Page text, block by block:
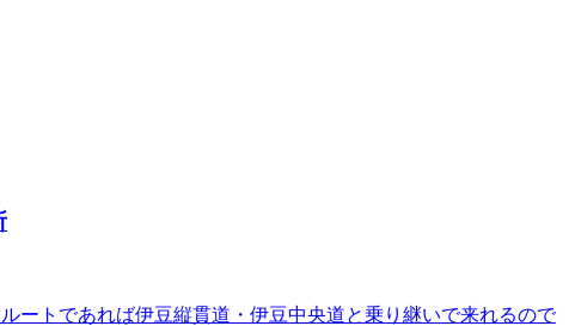
ートであれば伊豆縦貫道・伊豆中央道と乗り継いで来れるので